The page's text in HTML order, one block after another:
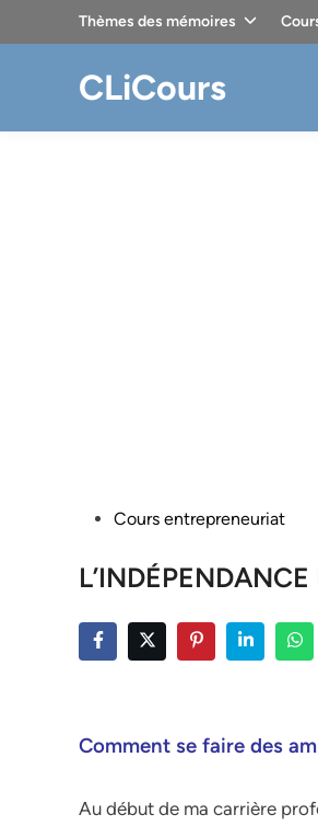
Thèmes des mémoires
CLiCours
PostedCours entrepreneuriat
Comment se faire des
Au début de ma carrière